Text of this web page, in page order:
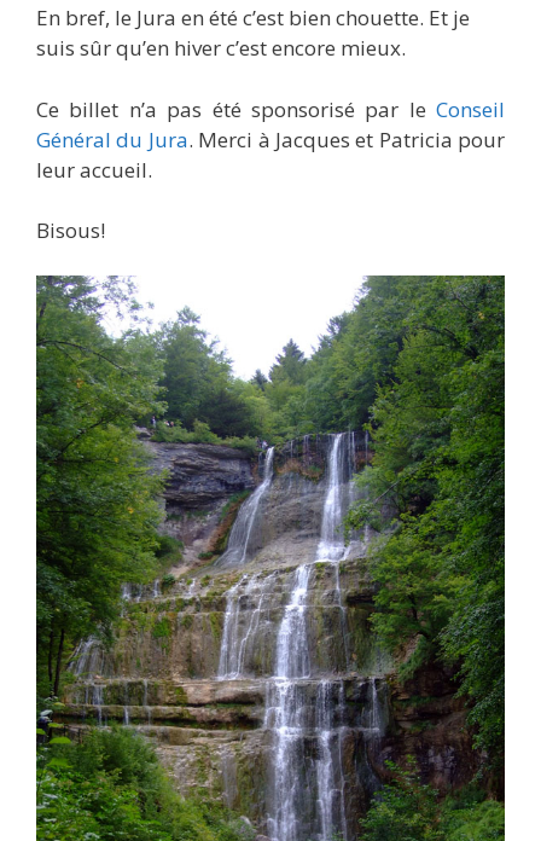
En bref, le Jura en été c’est bien chouette. Et je
suis sûr qu’en hiver c’est encore mieux.
Ce billet n’a pas été sponsorisé par le Conseil
Général du Jura. Merci à Jacques et Patricia pour
leur accueil.
Bisous!